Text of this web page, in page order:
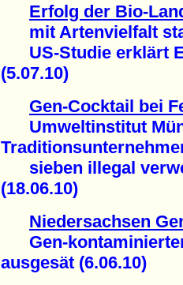
Erfolg der Bio-
mit Artenvielfalt
US-Studie erklärt
(5.07.10)
Gen-Cocktail bei
Umweltinstitut
sieben illegal
(18.06.10)
Niedersachsen
Gen-kontaminierter
ausgesät (6.06.10)